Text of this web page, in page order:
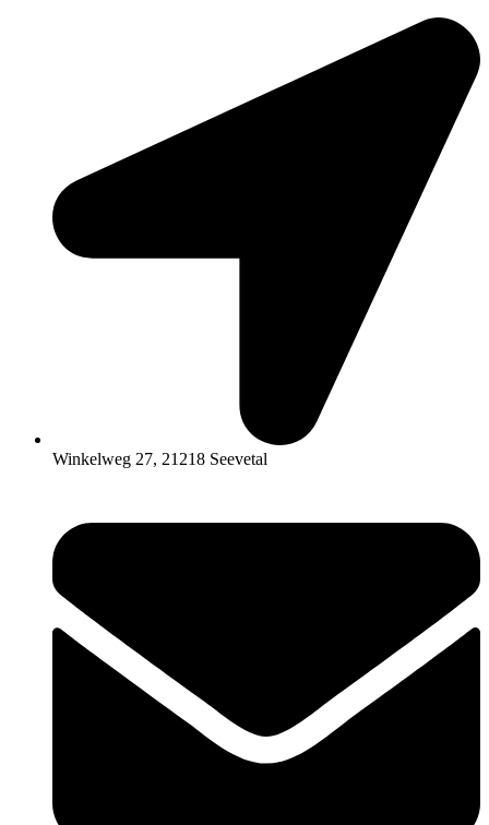
Winkelweg 27, 21218 Seevetal